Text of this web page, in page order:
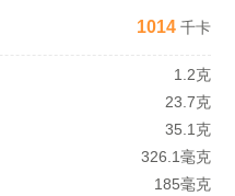
1014 千卡
1.2克
23.7克
35.1克
326.1毫克
185毫克